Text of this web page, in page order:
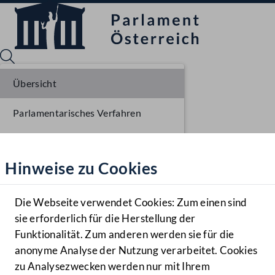
Hilfe
Benutzer
Navigationsmenü öffnen
MENÜ
Hinweise zu Cookies
Die Webseite verwendet Cookies: Zum einen sind
sie erforderlich für die Herstellung der
Funktionalität. Zum anderen werden sie für die
anonyme Analyse der Nutzung verarbeitet. Cookies
zu Analysezwecken werden nur mit Ihrem
Übersicht
Parlamentarisches Verfahren